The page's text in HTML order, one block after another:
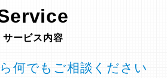
サービス内容
何でもご相談ください